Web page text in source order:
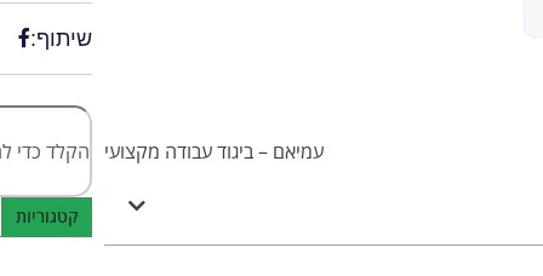
שיתוף:
קטגוריות